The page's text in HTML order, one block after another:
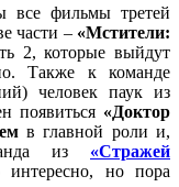
все фильмы третей
части – «Мстители:
2, которые выйдут
Также к команде
человек паук из
появиться «Доктор
в главной роли и,
из «Стражей
но пора